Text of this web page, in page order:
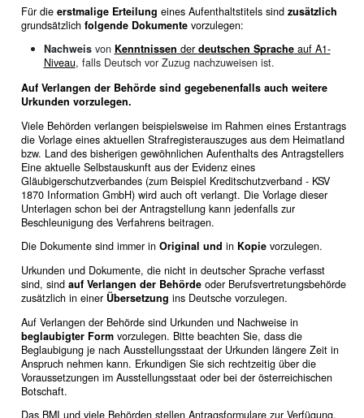
Für die erstmalige Erteilung eines Aufenthaltstitels sind zusätzlich
grundsätzlich folgende Dokumentevorzulegen:
Nachweisvon Kenntnissen der deutschen Spracheauf A1-
Niveau, falls Deutsch vor Zuzug nachzuweisen ist.
Auf Verlangen der Behörde sind gegebenenfalls auch weitere
Urkunden vorzulegen.
Viele Behörden verlangen beispielsweise im Rahmen eines Erstantrags
die Vorlage eines aktuellen Strafregisterauszuges aus dem Heimatland
bzw. Land des bisherigen gewöhnlichen Aufenthalts des Antragstellers
Eine aktuelle Selbstauskunft aus der Evidenz eines
Gläubigerschutzverbandes (zum Beispiel Kreditschutzverband - KSV
1870 Information GmbH) wird auch oft verlangt. Die Vorlage dieser
Unterlagen schon bei der Antragstellung kann jedenfalls zur
Beschleunigung des Verfahrens beitragen.
Die Dokumente sind immer in Original und in Kopievorzulegen.
Urkunden und Dokumente, die nicht in deutscher Sprache verfasst
sind, sind auf Verlangen der Behördeoder Berufsvertretungsbehörde
zusätzlich in einer Übersetzung ins Deutsche vorzulegen.
Auf Verlangen der Behörde sind Urkunden und Nachweise in
beglaubigter Formvorzulegen. Bitte beachten Sie, dass die
Beglaubigung je nach Ausstellungsstaat der Urkunden längere Zeit in
Anspruch nehmen kann. Erkundigen Sie sich rechtzeitig über die
Voraussetzungen im Ausstellungsstaat oder bei der österreichischen
Botschaft.
Das BMI und viele Behörden stellen Antragsformularezur Verfügung.